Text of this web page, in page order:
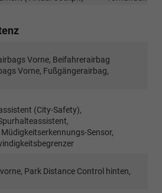
Vorne, Beifahrerairbag
Vorne, Fußgängerairbag,
(City-Safety),
Sensor,
Park Distance Control hinten,